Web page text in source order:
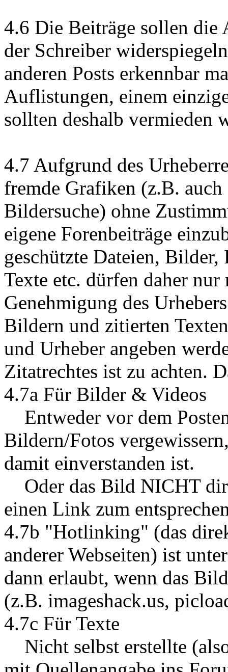
4.6 Die Beiträge sollen die
der Schreiber
anderen Posts erkennbar
Auflistungen, einem
sollten deshalb vermieden
4.7 Aufgrund des
fremde Grafiken (z.B.
Bildersuche) ohne
eigene Forenbeiträge
geschützte Dateien,
Texte etc. dürfen daher
Genehmigung des
Bildern und zitierten
und Urheber angeben
Zitatrechtes ist zu achten.
4.7a Für Bilder & Videos
Entweder vor dem
Bildern/Fotos
damit einverstanden ist.
Oder das Bild NICHT
einen Link zum
4.7b "Hotlinking" (das
anderer Webseiten) ist
dann erlaubt, wenn das
(z.B. imageshack.us,
4.7c Für Texte
Nicht selbst erstellte